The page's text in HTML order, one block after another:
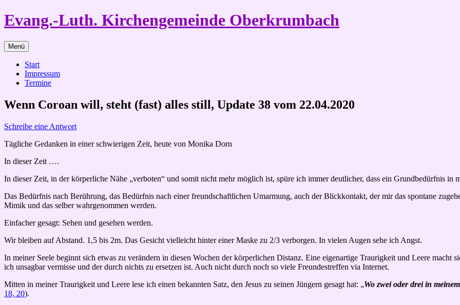
Zum
Inhalt
Evang.-Luth. Kirchengemeinde Oberkrumbach
Menü
Start
Impressum
Termine
Wenn Coroan will, steht (fast) alles still, Update 38 vom 22.04.2020
Schreibe eine Antwort
Tägliche Gedanken in einer schwierigen Zeit, heute von Monika Dorn
In dieser Zeit ….
In dieser Zeit, in der körperliche Nähe „verboten“ und somit nicht mehr möglich ist, spüre ich immer deutlicher, dass ein Grundbedürfnis in
Das Bedürfnis nach Berührung, das Bedürfnis nach einer freundschaftlichen Umarmung, auch der Blickkontakt, der mir das spontane
Mimik und das selber wahrgenommen werden.
Einfacher gesagt: Sehen und gesehen werden.
Wir bleiben auf Abstand. 1,5 bis 2m. Das Gesicht vielleicht hinter einer Maske zu 2/3 verborgen. In vielen Augen sehe ich Angst.
In meiner Seele beginnt sich etwas zu verändern in diesen Wochen der körperlichen Distanz. Eine eigenartige Traurigkeit und Leere macht
ich unsagbar vermisse und der durch nichts zu ersetzen ist. Auch nicht durch noch so viele Freundestreffen via Internet.
Mitten in meiner Traurigkeit und Leere lese ich einen bekannten Satz, den Jesus zu seinen Jüngern gesagt hat: „Wo zwei oder drei in
18, 20).